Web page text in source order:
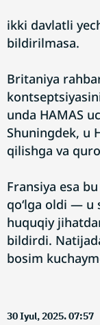
ikki davlatli
bildirilmasa.
Britaniya
unda HAMAS
Shuningdek, u
qilishga va
Fransiya esa
qo‘lga oldi — u
huquqiy
bildirdi.
bosim
30 Iyul, 2025. 07:57